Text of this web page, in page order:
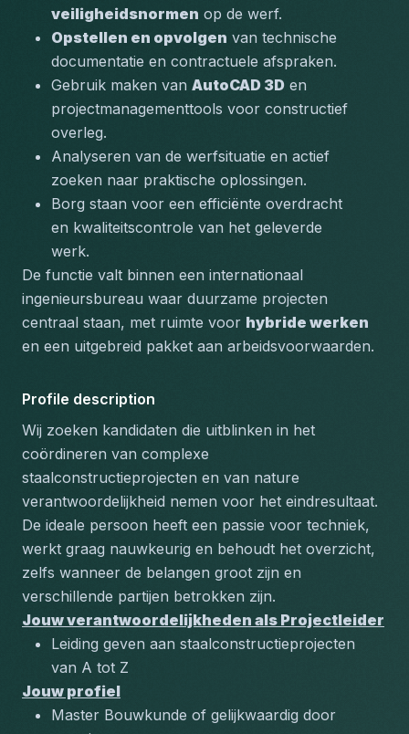
veiligheidsnormen op de werf.
Opstellen en opvolgen van technische
documentatie en contractuele afspraken.
Gebruik maken van AutoCAD 3D en
projectmanagementtools voor constructief
overleg.
Analyseren van de werfsituatie en actief
zoeken naar praktische oplossingen.
Borg staan voor een efficiënte overdracht
en kwaliteitscontrole van het geleverde
werk.
De functie valt binnen een internationaal
ingenieursbureau waar duurzame projecten
centraal staan, met ruimte voor hybride werken
en een uitgebreid pakket aan arbeidsvoorwaarden.
Profile description
Wij zoeken kandidaten die uitblinken in het
coördineren van complexe
staalconstructieprojecten en van nature
verantwoordelijkheid nemen voor het eindresultaat.
De ideale persoon heeft een passie voor techniek,
werkt graag nauwkeurig en behoudt het overzicht,
zelfs wanneer de belangen groot zijn en
verschillende partijen betrokken zijn.
Jouw verantwoordelijkheden als Projectleider
Leiding geven aan staalconstructieprojecten
van A tot Z
Jouw profiel
Master Bouwkunde of gelijkwaardig door